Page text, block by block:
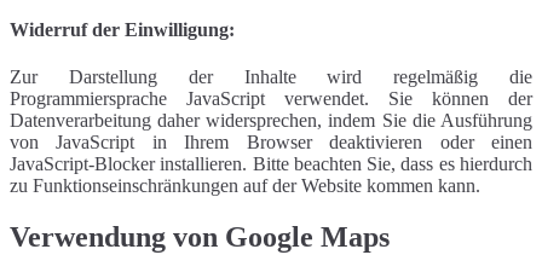
Widerruf der Einwilligung:
Zur Darstellung der Inhalte wird regelmäßig die
Programmiersprache JavaScript verwendet. Sie können der
Datenverarbeitung daher widersprechen, indem Sie die Ausführung
von JavaScript in Ihrem Browser deaktivieren oder einen
JavaScript-Blocker installieren. Bitte beachten Sie, dass es hierdurch
zu Funktionseinschränkungen auf der Website kommen kann.
Verwendung von Google Maps